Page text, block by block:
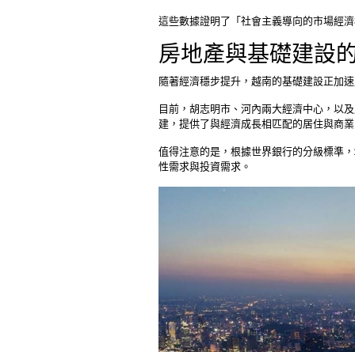
這些數據證明了「社會主義導向的市場經
房地產與基礎建設
隨著經濟穩步提升，越南的基礎建設正加
目前，胡志明市、河內兩大經濟中心，以
建，提供了與經濟成長相匹配的居住與商
值得注意的是，根據世界銀行的分級標準
性需求與投資需求。